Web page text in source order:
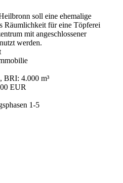
soll eine ehemalige
Räumlichkeit für eine Töpferei
mit angeschlossener
werden.
BRI: 4.000 m³
EUR
1-5